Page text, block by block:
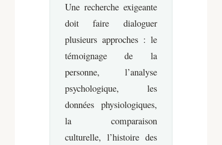
Une recherche exigeante
doit faire dialoguer
plusieurs approches : le
témoignage de la
personne, l’analyse
psychologique, les
données physiologiques,
la comparaison
culturelle, l’histoire des